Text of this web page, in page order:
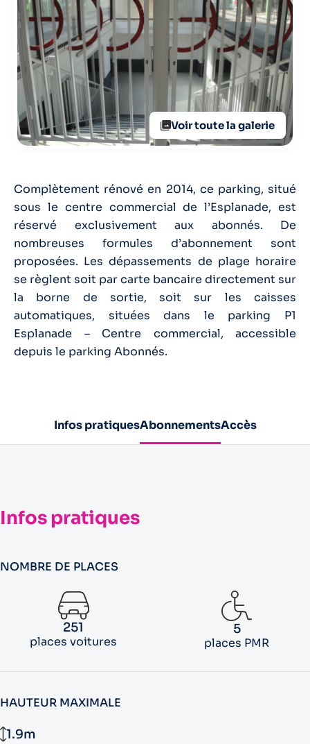
Voir toute la galerie
Complètement rénové en 2014, ce parking, situé
sous le centre commercial de l’Esplanade, est
réservé exclusivement aux abonnés. De
nombreuses formules d’abonnement sont
proposées. Les dépassements de plage horaire
se règlent soit par carte bancaire directement sur
la borne de sortie, soit sur les caisses
automatiques, situées dans le parking P1
Esplanade – Centre commercial, accessible
depuis le parking Abonnés.
Infos pratiquesAbonnementsAccès
Infos pratiques
NOMBRE DE PLACES
251
places voitures
5
places PMR
HAUTEUR MAXIMALE
1.9m